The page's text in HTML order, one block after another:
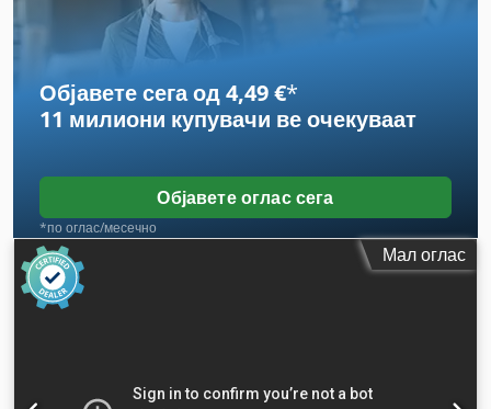
Објавете сега од 4,49 €*
11 милиони купувачи ве очекуваат
Објавете оглас сега
*по оглас/месечно
Мал оглас